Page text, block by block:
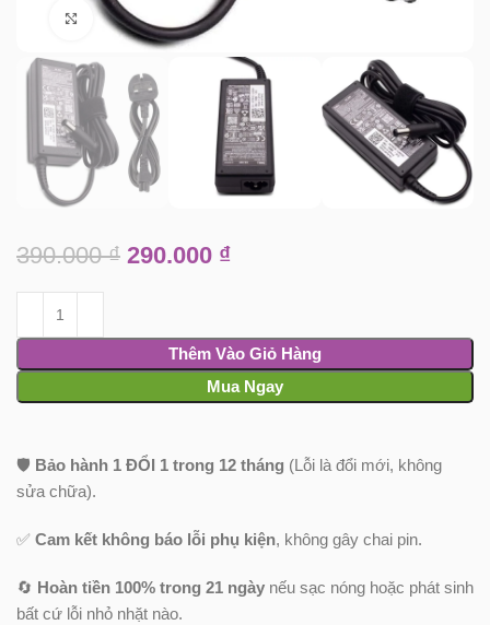
Click to enlarge
390.000₫ 290.000 ₫
Thêm Vào Giỏ Hàng
Mua Ngay
🛡️ Bảo hành 1 ĐỔI 1 trong 12 tháng (Lỗi là đổi mới, không
sửa chữa).
✅Cam kết không báo lỗi phụ kiện, không gây chai pin.
🔄 Hoàn tiền 100% trong 21 ngày nếu sạc nóng hoặc phát sinh
bất cứ lỗi nhỏ nhặt nào.